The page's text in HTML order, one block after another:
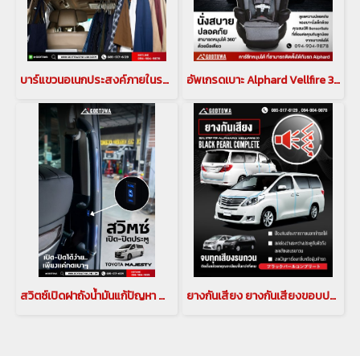
บาร์แขวนอเนกประสงค์ภายในรถ (MULTI BAR) สำหรับรถยนต์ ALPHARD/VELLFIRE รุ่นปี 2015-2021 บาร์แขวนอเนกประสงค์ภายในรถ มัลติบาร์ บาร์แขวานของในรถอัลพาร์ด เวลไฟร์ MULTI BAR ค้ำหลัง ไม้แขวน ที่แขวนของอัลพาร์ด ไม้แขวนเสื้ออัลพาร์ดสำหรับรถยนต์ ALPHARD/VELLFIRE(cop อัพเกรดเบาะ Alphard Vellfire 30 เป็นทรง 40 Godzilla Exclusive Seat เบาะ Exclusive ท(copy)
สวิตซ์เปิดฝาถังน้ำมันแก้ปัญหา สำหรับ รถยนต์ ALPHARD / VELLFIRE 30 รุ่นปี 2015-2021(copy)(copy)(copy) ยางกันเสียง ยางกันเสียงขอบประตู สำหรับ ALPHARD / VELLFIRE 30 ยางกันเสียง อัลพาร์ด เวลไฟร์ ยาง ยางขอบประตู อัลพาร์ด ยางขอบประตู 10 จุด(copy)(copy)(copy)